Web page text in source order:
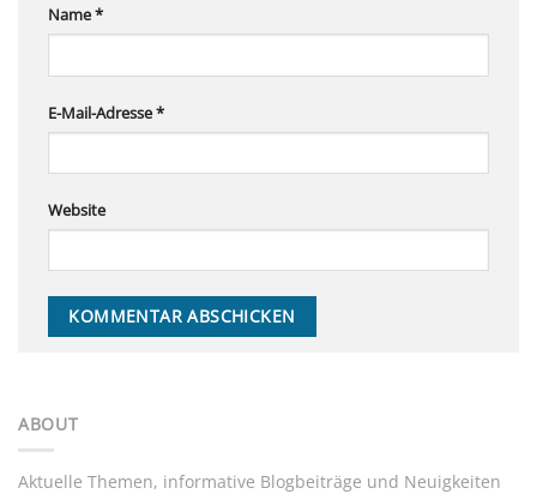
Name*
E-Mail-Adresse*
Website
ABOUT
Aktuelle Themen, informative Blogbeiträge und Neuigkeiten